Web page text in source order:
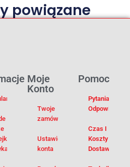
powiązane
Pomoc
Pytania I
Odpowiedzi
Czas I
Koszty
Dostawy
Moje
Konto
Twoje
zamówienia
Ustawienia
konta
–
na